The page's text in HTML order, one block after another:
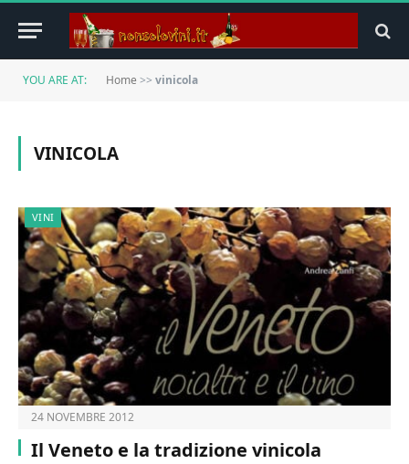
YOU ARE AT: Home >> vinicola
VINICOLA
VINI
24 NOVEMBRE 2012
Il Veneto e la tradizione vinicola